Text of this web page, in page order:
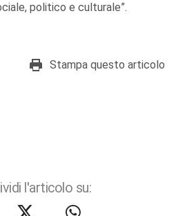
politico e culturale”.
Stampa questo articolo
l'articolo su: